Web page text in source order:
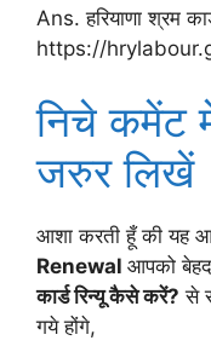
Ans. हरियाणा श्रम
https://
निचे कमेंट
जरुर लिखें
आशा करती हूँ की यह
Renewal आपको
कार्ड रिन्यू कैसे करें? से
गये होंगे,